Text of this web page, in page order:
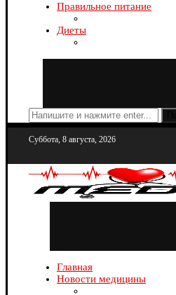
Правильное питание
Диеты
Суббота, 8 августа, 2026
Главная
Новости медицины